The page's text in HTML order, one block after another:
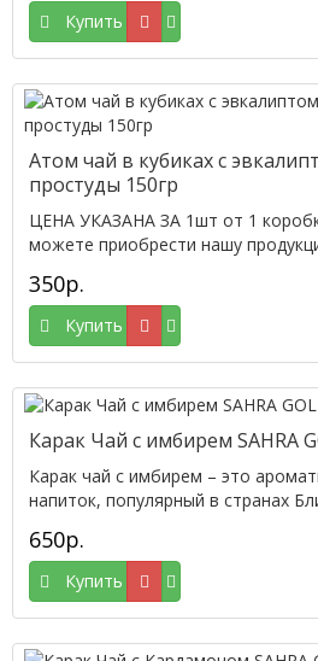
Купить
Атом чай в кубиках с
простуды 150гр
ЦЕНА УКАЗАНА ЗА 1шт от 1
можете приобрести нашу
350р.
Купить
Карак Чай с имбирем SAHRA
Карак чай с имбирем – это
напиток, популярный в странах
650р.
Купить